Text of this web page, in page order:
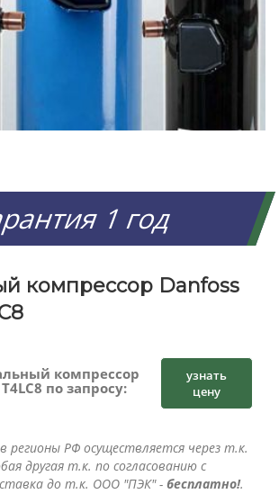
1 год
компрессор Danfoss
компрессор
по запросу:
узнать
цену
регионы РФ осуществляется через т.к.
другая т.к. по согласованию с
до т.к. ООО "ПЭК" - бесплатно!.